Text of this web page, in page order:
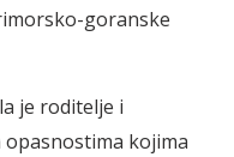
goranske
je roditelje i
kojima